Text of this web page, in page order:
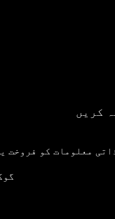
کریں
معلومات کو فروخت